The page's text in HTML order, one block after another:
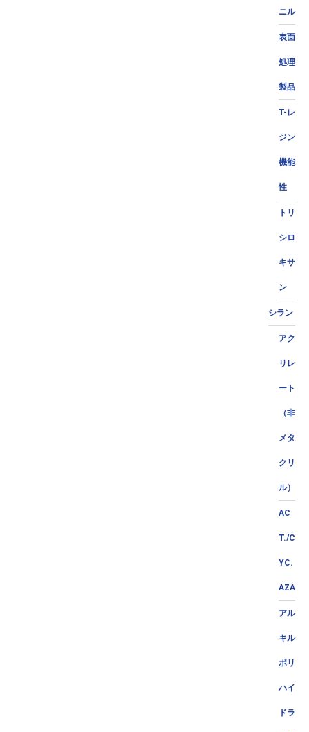
ニル
表面
処理
製品
T-レ
ジン
機能
性
トリ
シロ
キサ
ン
シラン
アク
リレ
ート
（非
メタ
クリ
ル）
AC
T./C
YC.
AZA
アル
キル
ポリ
ハイ
ドラ